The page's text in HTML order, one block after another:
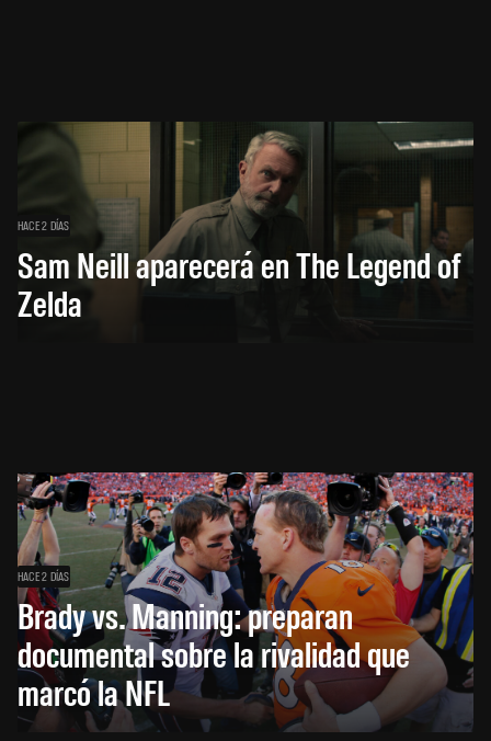
HACE 2 DÍAS
Sam Neill aparecerá en The Legend of
Zelda
HACE 2 DÍAS
Brady vs. Manning: preparan
documental sobre la rivalidad que
marcó la NFL